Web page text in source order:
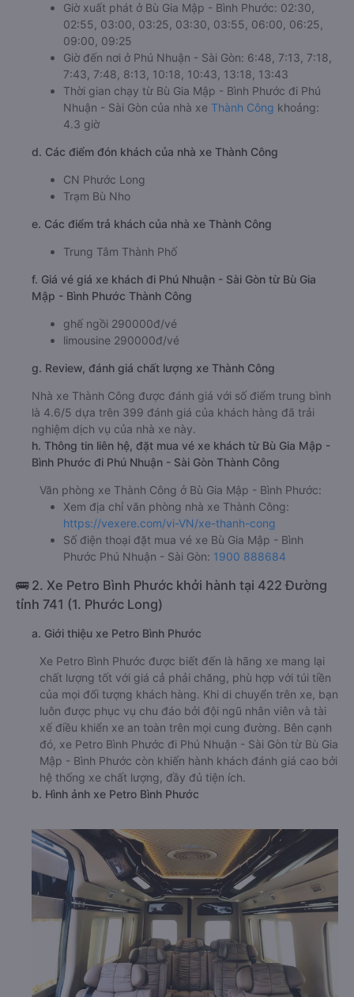
Giờ xuất phát ở Bù Gia Mập - Bình Phước: 02:30,
02:55, 03:00, 03:25, 03:30, 03:55, 06:00, 06:25,
09:00, 09:25
Giờ đến nơi ở Phú Nhuận - Sài Gòn: 6:48, 7:13, 7:18,
7:43, 7:48, 8:13, 10:18, 10:43, 13:18, 13:43
Thời gian chạy từ Bù Gia Mập - Bình Phước đi Phú
Nhuận - Sài Gòn của nhà xe Thành Công khoảng:
4.3 giờ
d. Các điểm đón khách của nhà xe Thành Công
CN Phước Long
Trạm Bù Nho
e. Các điểm trả khách của nhà xe Thành Công
Trung Tâm Thành Phố
f. Giá vé giá xe khách đi Phú Nhuận - Sài Gòn từ Bù Gia
Mập - Bình Phước Thành Công
ghế ngồi 290000đ/vé
limousine 290000đ/vé
g. Review, đánh giá chất lượng xe Thành Công
Nhà xe Thành Công được đánh giá với số điểm trung bình
là 4.6/5 dựa trên 399 đánh giá của khách hàng đã trải
nghiệm dịch vụ của nhà xe này.
h. Thông tin liên hệ, đặt mua vé xe khách từ Bù Gia Mập -
Bình Phước đi Phú Nhuận - Sài Gòn Thành Công
Văn phòng xe Thành Công ở Bù Gia Mập - Bình Phước:
Xem địa chỉ văn phòng nhà xe Thành Công:
https://vexere.com/vi-VN/xe-thanh-cong
Số điện thoại đặt mua vé xe Bù Gia Mập - Bình
Phước Phú Nhuận - Sài Gòn: 1900 888684
🚌 2. Xe Petro Bình Phước khởi hành tại 422 Đường
tỉnh 741 (1. Phước Long)
a. Giới thiệu xe Petro Bình Phước
Xe Petro Bình Phước được biết đến là hãng xe mang lại
chất lượng tốt với giá cả phải chăng, phù hợp với túi tiền
của mọi đối tượng khách hàng. Khi di chuyển trên xe, bạn
luôn được phục vụ chu đáo bởi đội ngũ nhân viên và tài
xế điều khiển xe an toàn trên mọi cung đường. Bên cạnh
đó, xe Petro Bình Phước đi Phú Nhuận - Sài Gòn từ Bù Gia
Mập - Bình Phước còn khiến hành khách đánh giá cao bởi
hệ thống xe chất lượng, đầy đủ tiện ích.
b. Hình ảnh xe Petro Bình Phước